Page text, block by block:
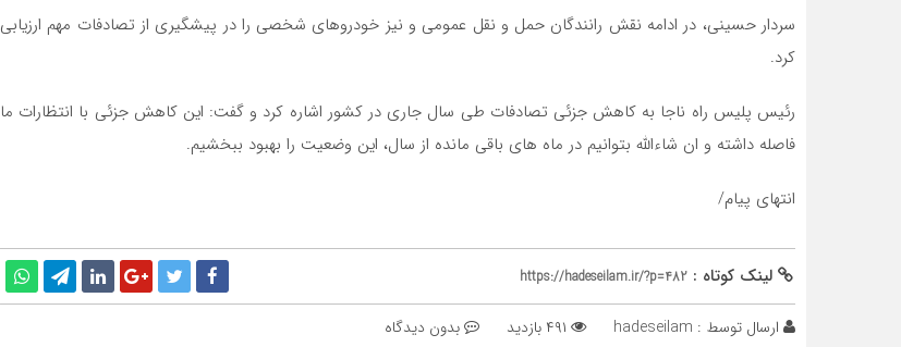
سردار حسینی، در ادامه نقش رانندگان حمل و نقل عمومی و نیز خودروهای شخصی را در پیشگیری از تصادفات مهم ارزیابی
کرد.
رئیس پلیس راه ناجا به کاهش جزئی تصادفات طی سال جاری در کشور اشاره کرد و گفت: این کاهش جزئی با انتظارات ما
فاصله داشته و ان شاءالله بتوانیم در ماه های باقی مانده از سال، این وضعیت را بهبود ببخشیم.
انتهای پیام/
لینک کوتاه : https://hadeseilam.ir/?p=482
ارسال توسط : hadeseilam بدون دیدگاه